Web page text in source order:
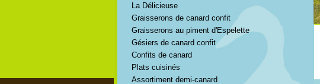
La Délicieuse
Graisserons de canard confit
Graisserons au piment d'Espelette
Gésiers de canard confit
Confits de canard
Plats cuisinés
Assortiment demi-canard